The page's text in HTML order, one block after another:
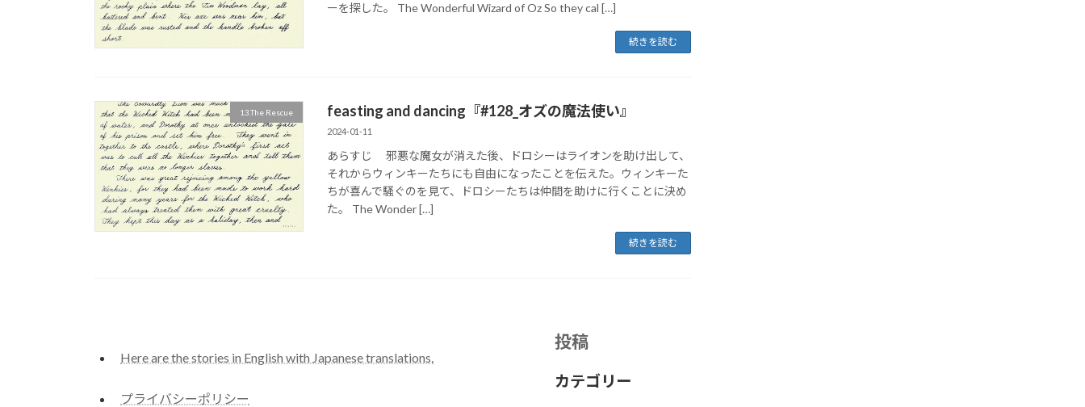
ーを探した。 The Wonderful Wizard of Oz So they cal […]
続きを読む
13.The Rescue feasting and dancing『#128_オズの魔法使い』
2024-01-11
あらすじ 邪悪な魔女が消えた後、ドロシーはライオンを助け出して、
それからウィンキーたちにも自由になったことを伝えた。ウィンキーた
ちが喜んで騒ぐのを見て、ドロシーたちは仲間を助けに行くことに決め
た。 The Wonder […]
続きを読む
Here are the stories in English with Japanese translations.
プライバシーポリシー
投稿
カテゴリー